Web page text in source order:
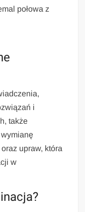
połowa z
i
także
upraw, która
w